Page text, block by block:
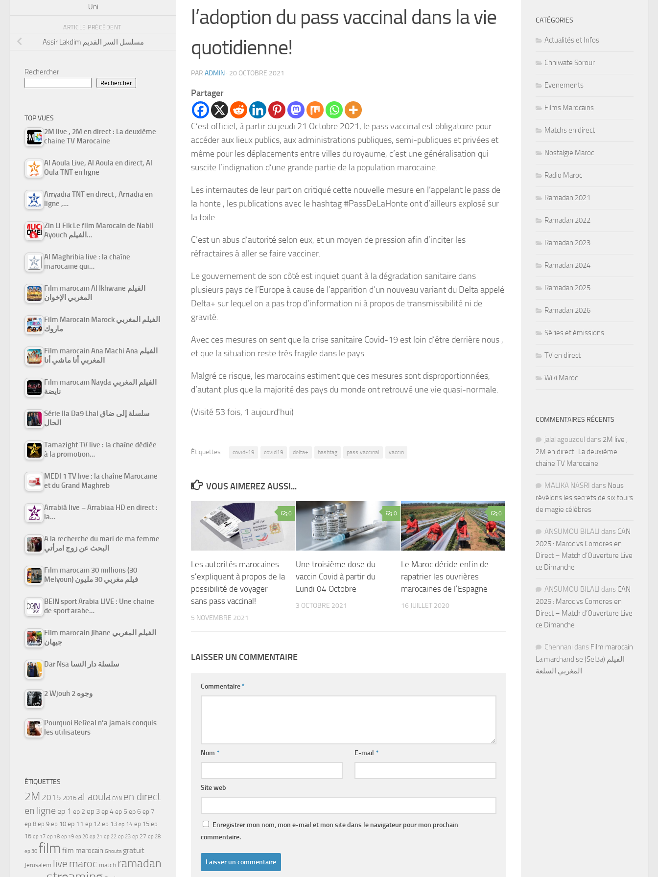
l’adoption du pass vaccinal dans la vie
quotidienne!
PAR ADMIN · 20 OCTOBRE 2021
Partager
C’est officiel, à partir du jeudi 21 Octobre 2021, le pass vaccinal est obligatoire pour
accéder aux lieux publics, aux administrations publiques, semi-publiques et privées et
même pour les déplacements entre villes du royaume, c’est une généralisation qui
suscite l’indignation d’une grande partie de la population marocaine.
Les internautes de leur part on critiqué cette nouvelle mesure en l’appelant le pass de
la honte , les publications avec le hashtag #PassDeLaHonte ont d’ailleurs explosé sur
la toile.
C’est un abus d’autorité selon eux, et un moyen de pression afin d’inciter les
réfractaires à aller se faire vacciner.
Le gouvernement de son côté est inquiet quant à la dégradation sanitaire dans
plusieurs pays de l’Europe à cause de l’apparition d’un nouveau variant du Delta appelé
Delta+ sur lequel on a pas trop d’information ni à propos de transmissibilité ni de
gravité.
Avec ces mesures on sent que la crise sanitaire Covid-19 est loin d’être derrière nous ,
et que la situation reste très fragile dans le pays.
Malgré ce risque, les marocains estiment que ces mesures sont disproportionnées,
d’autant plus que la majorité des pays du monde ont retrouvé une vie quasi-normale.
(Visité 53 fois, 1 aujourd'hui)
Étiquettes : covid-19 covid19 delta+ hashtag pass vaccinal vaccin
VOUS AIMEREZ AUSSI...
0
Les autorités marocaines
s’expliquent à propos de la
possibilité de voyager
sans pass vaccinal!
5 NOVEMBRE 2021
0
Une troisième dose du
vaccin Covid à partir du
Lundi 04 Octobre
3 OCTOBRE 2021
0
Le Maroc décide enfin de
rapatrier les ouvrières
marocaines de l’Espagne
16 JUILLET 2020
LAISSER UN COMMENTAIRE
Commentaire*
Nom * E-mail*
Site web
Enregistrer mon nom, mon e-mail et mon site dans le navigateur pour mon prochain
commentaire.
Uni
ARTICLE PRÉCÉDENT
Assir Lakdim مسلسل السر القديم
Rechercher
Rechercher
TOP VUES
2M live , 2M en direct : La deuxième
chaine TV Marocaine
Al Aoula Live, Al Aoula en direct, Al
Oula TNT en ligne
Arryadia TNT en direct , Arriadia en
ligne ,…
Zin Li Fik Le film Marocain de Nabil
Ayouch الفيلم…
Al Maghribia live : la chaîne
marocaine qui…
Film marocain Al Ikhwane الفيلم
المغربي الإخوان
Film Marocain Marock الفيلم المغربي
ماروك
Film marocain Ana Machi Ana الفيلم
المغربي أنا ماشي أنا
Film marocain Nayda الفيلم المغربي
نايضة
Série Ila Da9 Lhal سلسلة إلى ضاق
الحال
Tamazight TV live : la chaîne dédiée
à la promotion…
MEDI 1 TV live : la chaîne Marocaine
et du Grand Maghreb
Arrabiâ live – Arrabiaa HD en direct :
la…
A la recherche du mari de ma femme
البحث عن زوج امرأتي
Film marocain 30 millions (30
Melyoun) فيلم مغربي 30 مليون
BEIN sport Arabia LIVE : Une chaine
de sport arabe…
Film marocain Jihane الفيلم المغربي
جيهان
Dar Nsa سلسلة دار النسا
2 Wjouh 2 وجوه
Pourquoi BeReal n’a jamais conquis
les utilisateurs
ÉTIQUETTES
2M 2015 2016 al aoula CAN en direct
en ligne ep 1 ep 2 ep 3ep 4ep 5 ep 6 ep 7
ep 8 ep 9 ep 10 ep 11 ep 12 ep 13 ep 14 ep 15 ep
16 ep 17 ep 18 ep 19 ep 20 ep 21 ep 22 ep 23 ep 27 ep 28
ep 30 film film marocain Ghouta gratuit
Jerusalem live maroc match ramadan
CATÉGORIES
Actualités et Infos
Chhiwate Sorour
Evenements
Films Marocains
Matchs en direct
Nostalgie Maroc
Radio Maroc
Ramadan 2021
Ramadan 2022
Ramadan 2023
Ramadan 2024
Ramadan 2025
Ramadan 2026
Séries et émissions
TV en direct
Wiki Maroc
COMMENTAIRES RÉCENTS
jalal agouzoul dans 2M live ,
2M en direct : La deuxième
chaine TV Marocaine
MALIKA NASRI dans Nous
révélons les secrets de six tours
de magie célèbres
ANSUMOU BILALI dans CAN
2025 : Maroc vs Comores en
Direct – Match d’Ouverture Live
ce Dimanche
ANSUMOU BILALI dans CAN
2025 : Maroc vs Comores en
Direct – Match d’Ouverture Live
ce Dimanche
Chennani dans Film marocain
La marchandise (Sel3a) الفيلم
المغربي السلعة